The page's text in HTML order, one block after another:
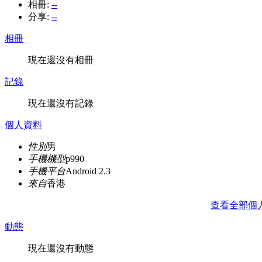
相冊: --
分享: --
相冊
現在還沒有相冊
記錄
現在還沒有記錄
個人資料
性別男
手機機型p990
手機平台Android 2.3
來自香港
查看全部個
動態
現在還沒有動態